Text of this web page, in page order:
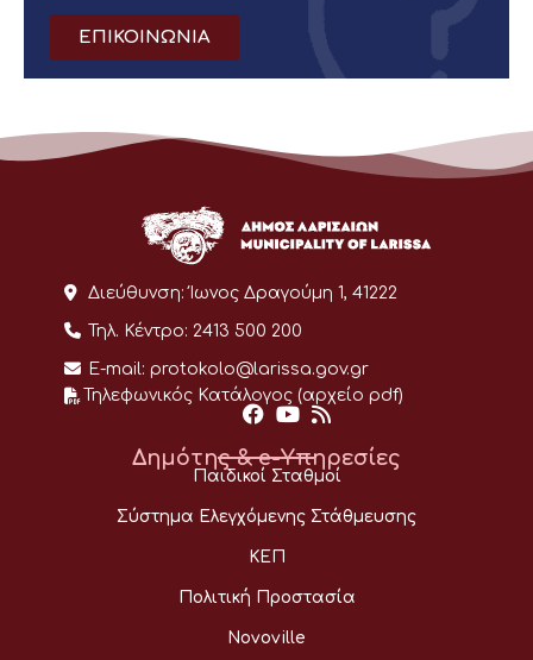
ΕΠΙΚΟΙΝΩΝΙΑ
Διεύθυνση: Ίωνος Δραγούμη 1, 41222
Τηλ. Κέντρο: 2413 500 200
E-mail: protokolo@larissa.gov.gr
Τηλεφωνικός Κατάλογος (αρχείο pdf)
Δημότης & e-Υπηρεσίες
Παιδικοί Σταθμοί
Σύστημα Ελεγχόμενης Στάθμευσης
ΚΕΠ
Πολιτική Προστασία
Novoville